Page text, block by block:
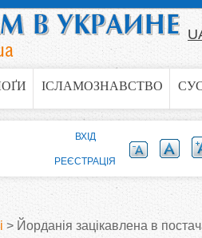
to navigation
ІСЛАМОЗНАВСТВО
> Йорданія зацікавлена в
ВХІД
РЕЄСТРАЦІЯ